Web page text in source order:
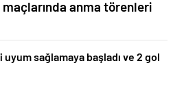
anma törenleri
uyum sağlamaya başladı ve 2 gol